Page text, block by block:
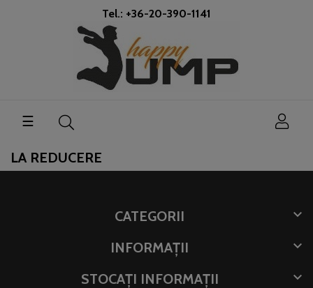
Tel.: +36-20-390-1141
Toggle
navigation
☰
LA REDUCERE
CATEGORII

INFORMAȚII

STOCAȚI INFORMAȚII
